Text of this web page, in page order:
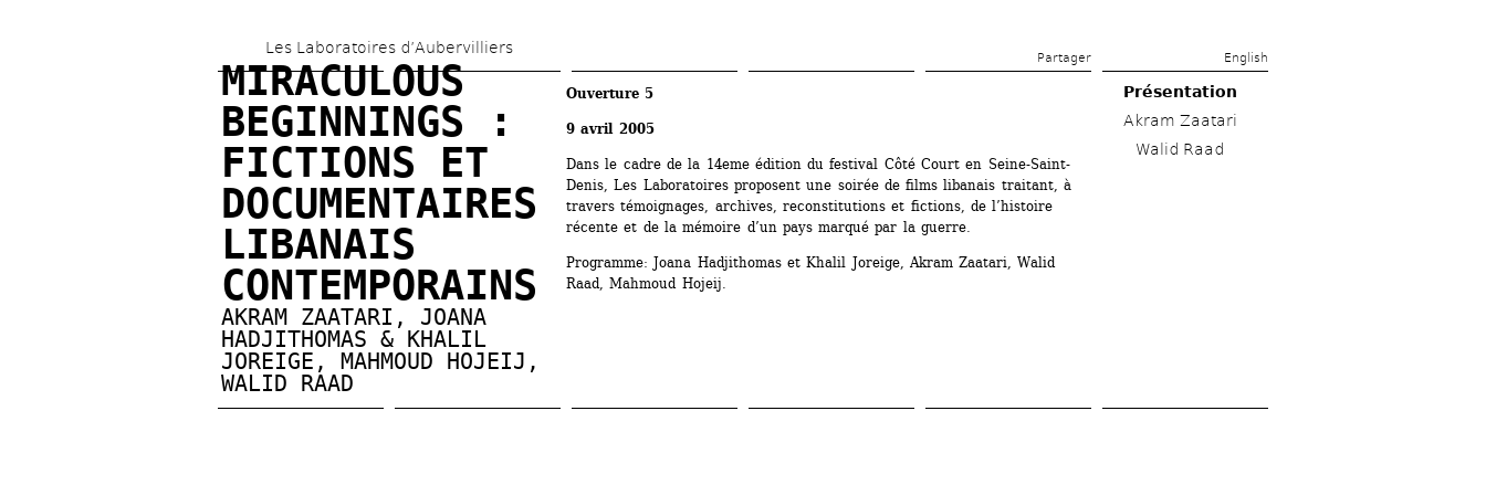
contenu
Les Laboratoires d’Aubervilliers
Partager English
MIRACULOUS
BEGINNINGS :
FICTIONS ET
DOCUMENTAIRES
LIBANAIS
CONTEMPORAINS
AKRAM ZAATARI , JOANA
HADJITHOMAS & KHALIL
JOREIGE , MAHMOUD HOJEIJ ,
WALID RAAD
Ouverture 5
9 avril 2005
Dans le cadre de la 14eme édition du festival Côté Court en Seine-Saint-
Denis, Les Laboratoires proposent une soirée de films libanais traitant, à
travers témoignages, archives, reconstitutions et fictions, de l’histoire
récente et de la mémoire d’un pays marqué par la guerre.
Programme: Joana Hadjithomas et Khalil Joreige, Akram Zaatari, Walid
Raad, Mahmoud Hojeij.
Présentation
Akram Zaatari
Walid Raad